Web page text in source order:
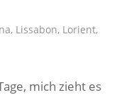
, Lissabon, Lorient,
mich zieht es